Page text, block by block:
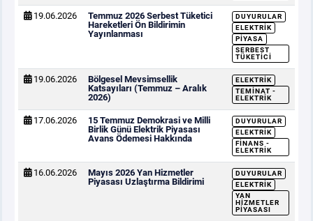
19.06.2026
Temmuz 2026 Serbest Tüketici
Hareketleri Ön Bildirimin
Yayınlanması
DUYURULAR
ELEKTRIK
PIYASA
SERBEST
TÜKETICI
19.06.2026
Bölgesel Mevsimsellik
Katsayıları (Temmuz – Aralık
2026)
ELEKTRIK
TEMINAT -
ELEKTRIK
17.06.2026
15 Temmuz Demokrasi ve Milli
Birlik Günü Elektrik Piyasası
Avans Ödemesi Hakkında
DUYURULAR
ELEKTRIK
FINANS -
ELEKTRIK
16.06.2026
Mayıs 2026 Yan Hizmetler
Piyasası Uzlaştırma Bildirimi
DUYURULAR
ELEKTRIK
YAN
HIZMETLER
PIYASASI